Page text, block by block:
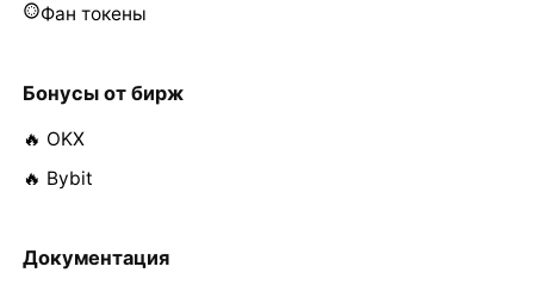
Фан токены
Бонусы от бирж
🔥 OKX
🔥 Bybit
Документация